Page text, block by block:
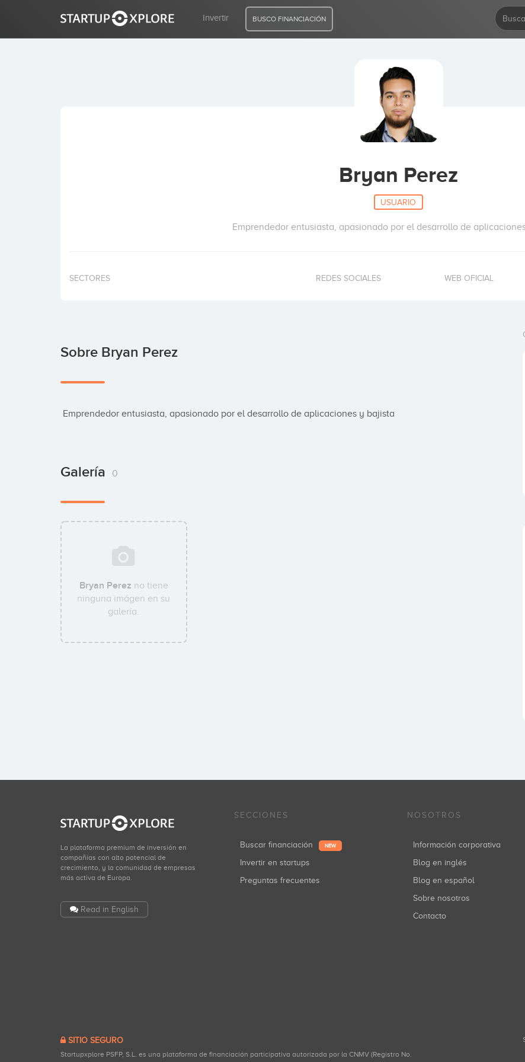
Invertir BUSCO FINANCIACIÓN
Bryan Perez
USUARIO
Emprendedor entusiasta, apasionado por el desarrollo de
SECTORES REDES SOCIALES WEB OFICIAL
Sobre Bryan Perez
Emprendedor entusiasta, apasionado por el desarrollo de aplicaciones y bajista
Galería 0
Bryan Perez no tiene
ninguna imágen en su
galería.
La plataforma premium de inversión en
compañías con alto potencial de
crecimiento, y la comunidad de empresas
más activa de Europa.
Read in English
SECCIONES
Buscar financiación NEW
Invertir en startups
Preguntas frecuentes
NOSOTROS
Información corporativa
Blog en inglés
Blog en español
Sobre nosotros
Contacto
SITIO SEGURO
Startupxplore PSFP, S.L. es una plataforma de financiación participativa autorizada por la CNMV (Registro No.